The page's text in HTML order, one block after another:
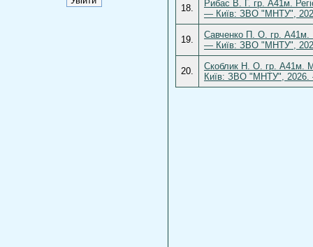
18.
Рибас В. Г. гр. А41м.
— Київ: ЗВО "МНТУ",
19.
Савченко П. О. гр. А41м.
— Київ: ЗВО "МНТУ",
20.
Скоблик Н. О. гр. А41м.
Київ: ЗВО "МНТУ", 2026.